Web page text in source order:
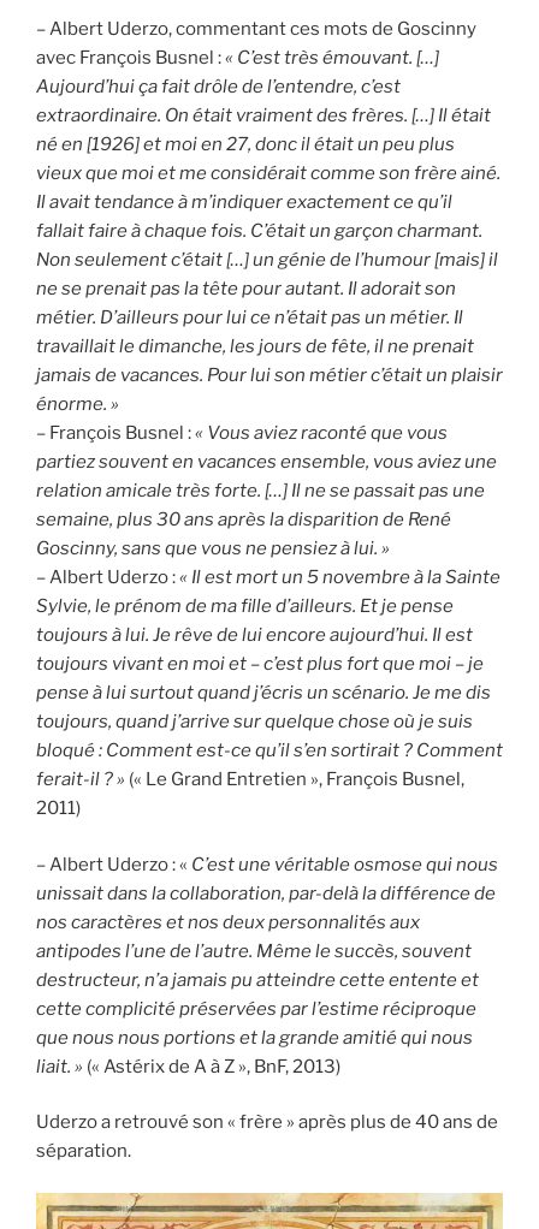
– Albert Uderzo, commentant ces mots de Goscinny
avec François Busnel :« C’est très émouvant. […]
Aujourd’hui ça fait drôle de l’entendre, c’est
extraordinaire. On était vraiment des frères. […] Il était
né en [1926] et moi en 27, donc il était un peu plus
vieux que moi et me considérait comme son frère ainé.
Il avait tendance à m’indiquer exactement ce qu’il
fallait faire à chaque fois. C’était un garçon charmant.
Non seulement c’était […] un génie de l’humour [mais] il
ne se prenait pas la tête pour autant. Il adorait son
métier. D’ailleurs pour lui ce n’était pas un métier. Il
travaillait le dimanche, les jours de fête, il ne prenait
jamais de vacances. Pour lui son métier c’était un plaisir
énorme. »
– François Busnel :« Vous aviez raconté que vous
partiez souvent en vacances ensemble, vous aviez une
relation amicale très forte. […] Il ne se passait pas une
semaine, plus 30 ans après la disparition de René
Goscinny, sans que vous ne pensiez à lui. »
– Albert Uderzo :« Il est mort un 5 novembre à la Sainte
Sylvie, le prénom de ma fille d’ailleurs. Et je pense
toujours à lui. Je rêve de lui encore aujourd’hui. Il est
toujours vivant en moi et – c’est plus fort que moi – je
pense à lui surtout quand j’écris un scénario. Je me dis
toujours, quand j’arrive sur quelque chose où je suis
bloqué : Comment est-ce qu’il s’en sortirait ? Comment
ferait-il ? » (« Le Grand Entretien », François Busnel,
2011)
– Albert Uderzo : « C’est une véritable osmose qui nous
unissait dans la collaboration, par-delà la différence de
nos caractères et nos deux personnalités aux
antipodes l’une de l’autre. Même le succès, souvent
destructeur, n’a jamais pu atteindre cette entente et
cette complicité préservées par l’estime réciproque
que nous nous portions et la grande amitié qui nous
liait. » (« Astérix de A à Z », BnF, 2013)
Uderzo a retrouvé son « frère » après plus de 40 ans de
séparation.